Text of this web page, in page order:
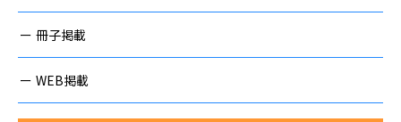
冊子掲載
WEB掲載